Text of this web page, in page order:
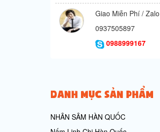
Giao Miễn Phí / Zalo
0937505897
0988999167
DANH MỤC SẢN PHẨM
NHÂN SÂM HÀN QUỐC